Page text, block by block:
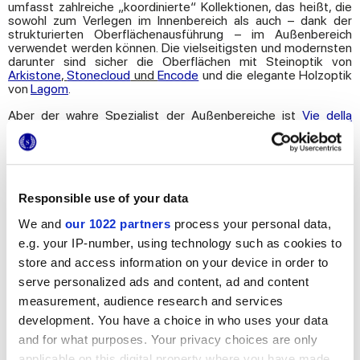
Responsible use of your data
We and our 1022 partners process your personal data,
e.g. your IP-number, using technology such as cookies to
store and access information on your device in order to
serve personalized ads and content, ad and content
measurement, audience research and services
development. You have a choice in who uses your data
and for what purposes. Your privacy choices are only
umfasst zahlreiche „koordinierte“ Kollektionen, das heißt, die
sowohl zum Verlegen im Innenbereich als auch – dank der
strukturierten Oberflächenausführung – im Außenbereich
verwendet werden können. Die vielseitigsten und modernsten
darunter sind sicher die Oberflächen mit Steinoptik von
Arkistone,Stonecloud undEncode und die elegante Holzoptik
von Lagom
Aber der wahre Spezialist der Außenbereiche ist Vie della
eine ausschließlich dem Outdoorbereich gewidmete
Kollektion aus Feinsteinzeug. Die Serie Vie della Pietra, die
entstanden ist, um den Umgebungen „
en plein air“ eine
authentische, aber ausgesuchte Persönlichkeit zu verleihen,
von einem unterschiedlichen Naturstein stammt, ist in zwei
großflächige Außenbereiche zur Geltung zu bringen, aber auch,
um engere Umgebungen stilvoll persönlich zu gestalten. Die
vielfältige und ausgewogene Farbpalette passt nicht nur
perfekt zu klassischen Stilen, sondern auch zu modernen
Räumen mit minimalistischer, farbiger und exotischer
Einrichtung. Die neuen Fußböden Marca Corona sind perfekt,
um die Outdoor-Umgebungen immer aktuell und unglaublich
trendy zu gestalten. Für die anspruchsvollsten Wohn- und
Geschäftsprojekte ist Vie della Pietra auch in der Version
HiThick erhältlich, der verstärkten, 20 mm dicken Variante, die